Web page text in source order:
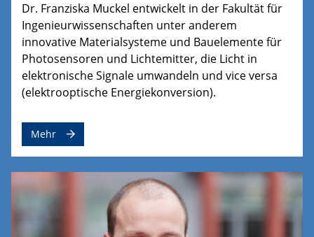
Dr. Franziska Muckel entwickelt in der Fakultät für
Ingenieurwissenschaften unter anderem
innovative Materialsysteme und Bauelemente für
Photosensoren und Lichtemitter, die Licht in
elektronische Signale umwandeln und vice versa
(elektrooptische Energiekonversion).
Mehr